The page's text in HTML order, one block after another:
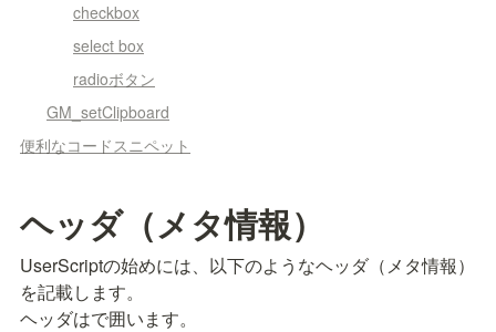
checkbox
select box
radioボタン
GM_setClipboard
便利なコードスニペット
ヘッダ（メタ情報）
UserScriptの始めには、以下のようなヘッダ（メタ情報）
を記載します。
ヘッダはで囲います。